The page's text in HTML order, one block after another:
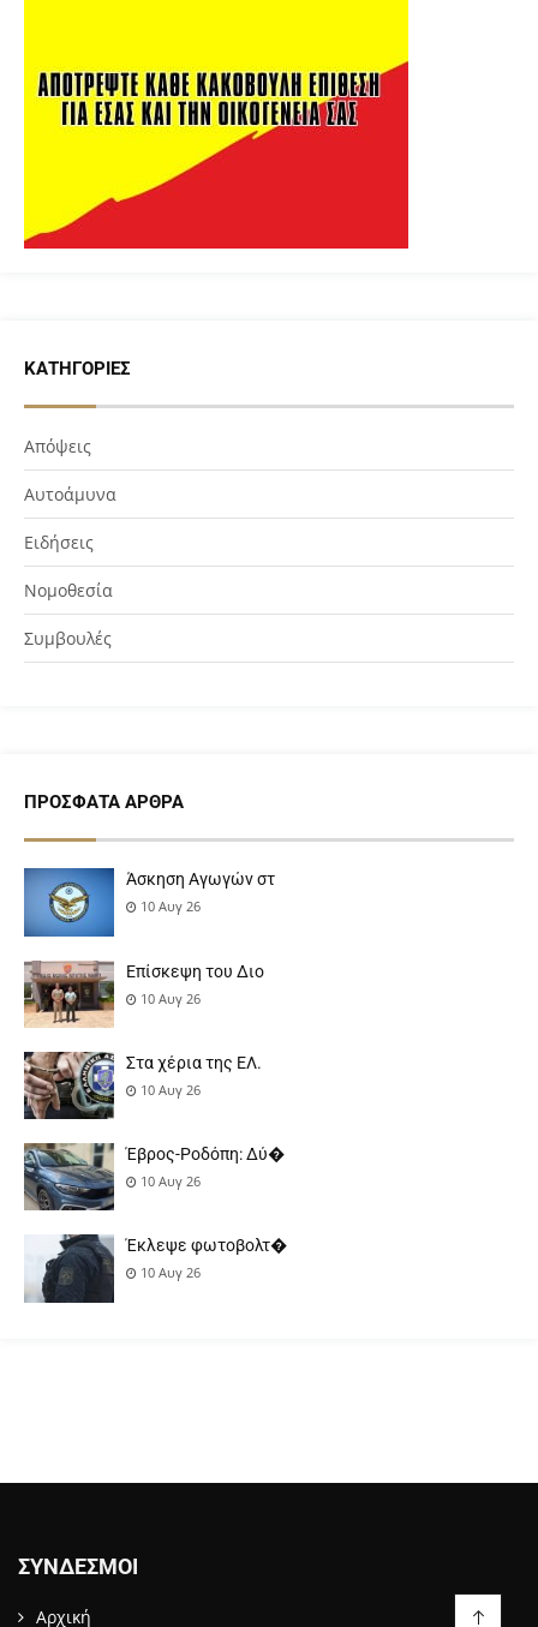
ΚΑΤΗΓΟΡΊΕΣ
Απόψεις
Αυτοάμυνα
Ειδήσεις
Νομοθεσία
Συμβουλές
ΠΡΌΣΦΑΤΑ ΆΡΘΡΑ
Άσκηση Αγωγών στ
10 Αυγ 26
Επίσκεψη του Διο
10 Αυγ 26
Στα χέρια της ΕΛ.
10 Αυγ 26
Έβρος-Ροδόπη: Δύ�
10 Αυγ 26
Έκλεψε φωτοβολτ�
10 Αυγ 26
ΣΎΝΔΕΣΜΟΙ
Αρχική